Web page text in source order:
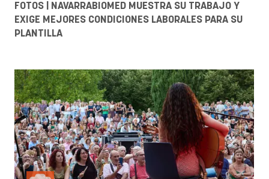
FOTOS | NAVARRABIOMED MUESTRA SU TRABAJO Y
EXIGE MEJORES CONDICIONES LABORALES PARA SU
PLANTILLA